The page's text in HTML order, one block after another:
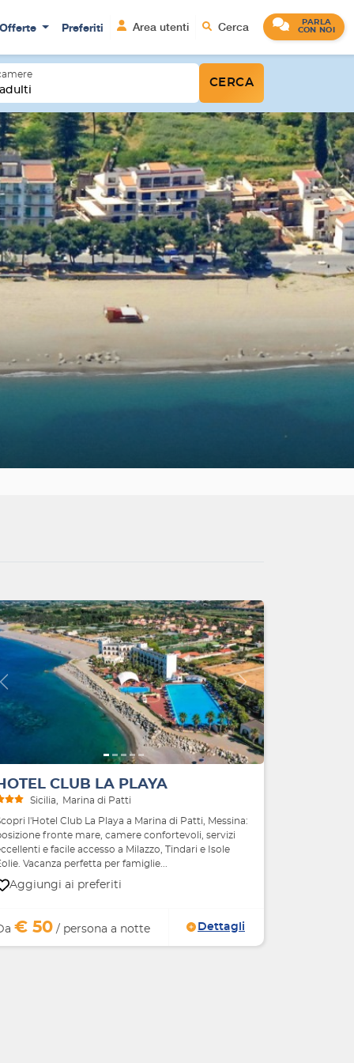
Offerte Preferiti Area utenti Cerca
PARLA
CON NOI
adulti
CERCA
Indietro Avanti
CLUB LA PLAYA
Sicilia Marina di Patti
l'Hotel Club La Playa a Marina di Patti, Messina:
fronte mare, camere confortevoli, servizi
e facile accesso a Milazzo, Tindari e Isole
Vacanza perfetta per famiglie...
Aggiungi ai preferiti
€ 50 / persona a notte Dettagli